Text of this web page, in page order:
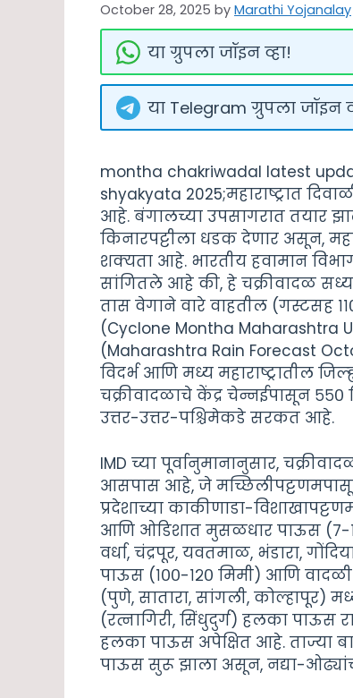
October 28, 2025 by Marathi Yojanalay
या ग्रुपला जॉइन व्हा!
या Telegram ग्रुपला जॉइन
montha chakriwadal latest
shyakyata 2025;महाराष्ट्रात
आहे. बंगालच्या उपसागरात तयार
किनारपट्टीला धडक देणार असून,
शक्यता आहे. भारतीय हवामान
सांगितले आहे की, हे चक्रीवादळ
तास वेगाने वारे वाहतील (गस्टसह
(Cyclone Montha Maharashtra
(Maharashtra Rain Forecast
विदर्भ आणि मध्य महाराष्ट्रातील
चक्रीवादळाचे केंद्र चेन्नईपासून
उत्तर-उत्तर-पश्चिमेकडे सरकत आहे.
IMD च्या पूर्वानुमानानुसार,
आसपास आहे, जे
प्रदेशाच्या काकीणाडा-
आणि ओडिशात मुसळधार पाऊस (७-११
वर्धा, चंद्रपूर, यवतमाळ, भंडारा,
पाऊस (१००-१२० मिमी) आणि
(पुणे, सातारा, सांगली, कोल्हापूर)
(रत्नागिरी, सिंधुदुर्ग) हलका
हलका पाऊस अपेक्षित आहे. ताज्या
पाऊस सुरू झाला असून, नद्या-